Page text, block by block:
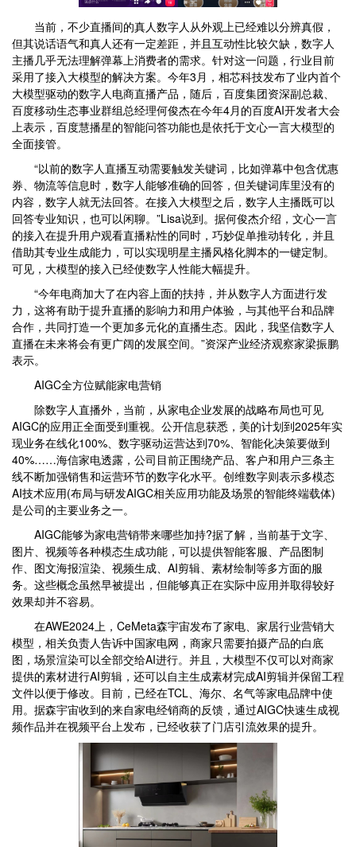
当前，不少直播间的真人数字人从外观上已经难以分辨真假，
但其说话语气和真人还有一定差距，并且互动性比较欠缺，数字人
主播几乎无法理解弹幕上消费者的需求。针对这一问题，行业目前
采用了接入大模型的解决方案。今年3月，相芯科技发布了业内首个
大模型驱动的数字人电商直播产品，随后，百度集团资深副总裁、
百度移动生态事业群组总经理何俊杰在今年4月的百度AI开发者大会
上表示，百度慧播星的智能问答功能也是依托于文心一言大模型的
全面接管。
“以前的数字人直播互动需要触发关键词，比如弹幕中包含优惠
券、物流等信息时，数字人能够准确的回答，但关键词库里没有的
内容，数字人就无法回答。在接入大模型之后，数字人主播既可以
回答专业知识，也可以闲聊。”Lisa说到。据何俊杰介绍，文心一言
的接入在提升用户观看直播粘性的同时，巧妙促单推动转化，并且
借助其专业生成能力，可以实现明星主播风格化脚本的一键定制。
可见，大模型的接入已经使数字人性能大幅提升。
“今年电商加大了在内容上面的扶持，并从数字人方面进行发
力，这将有助于提升直播的影响力和用户体验，与其他平台和品牌
合作，共同打造一个更加多元化的直播生态。因此，我坚信数字人
直播在未来将会有更广阔的发展空间。”资深产业经济观察家梁振鹏
表示。
AIGC全方位赋能家电营销
除数字人直播外，当前，从家电企业发展的战略布局也可见
AIGC的应用正全面受到重视。公开信息获悉，美的计划到2025年实
现业务在线化100%、数字驱动运营达到70%、智能化决策要做到
40%……海信家电透露，公司目前正围绕产品、客户和用户三条主
线不断加强销售和运营环节的数字化水平。创维数字则表示多模态
AI技术应用(布局与研发AIGC相关应用功能及场景的智能终端载体)
是公司的主要业务之一。
AIGC能够为家电营销带来哪些加持?据了解，当前基于文字、
图片、视频等各种模态生成功能，可以提供智能客服、产品图制
作、图文海报渲染、视频生成、AI剪辑、素材绘制等多方面的服
务。这些概念虽然早被提出，但能够真正在实际中应用并取得较好
效果却并不容易。
在AWE2024上，CeMeta森宇宙发布了家电、家居行业营销大
模型，相关负责人告诉中国家电网，商家只需要拍摄产品的白底
图，场景渲染可以全部交给AI进行。并且，大模型不仅可以对商家
提供的素材进行AI剪辑，还可以自主生成素材完成AI剪辑并保留工程
文件以便于修改。目前，已经在TCL、海尔、名气等家电品牌中使
用。据森宇宙收到的来自家电经销商的反馈，通过AIGC快速生成视
频作品并在视频平台上发布，已经收获了门店引流效果的提升。